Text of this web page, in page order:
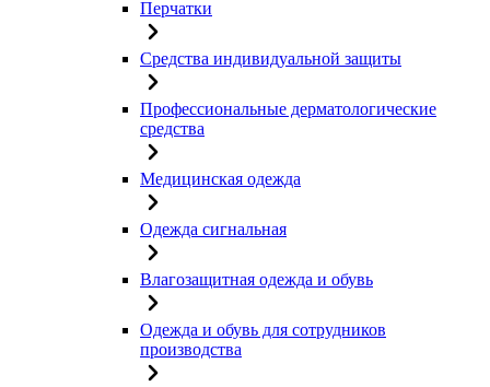
Перчатки
Средства индивидуальной защиты
Профессиональные дерматологические
средства
Медицинская одежда
Одежда сигнальная
Влагозащитная одежда и обувь
Одежда и обувь для сотрудников
производства